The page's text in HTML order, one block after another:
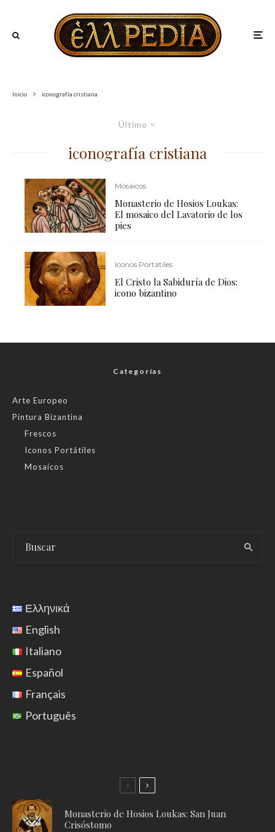
Inicio iconografía cristiana
Último
iconografía cristiana
Mosaicos
Monasterio de Hosios Loukas:
El mosaico del Lavatorio de los
pies
Iconos Portátiles
El Cristo la Sabiduría de Dios:
icono bizantino
Categorías
Arte Europeo
Pintura Bizantina
Frescos
Iconos Portátiles
Mosaicos
Ελληνικά
English
Italiano
Español
Français
Português
Monasterio de Hosios Loukas: San Juan
Crisóstomo